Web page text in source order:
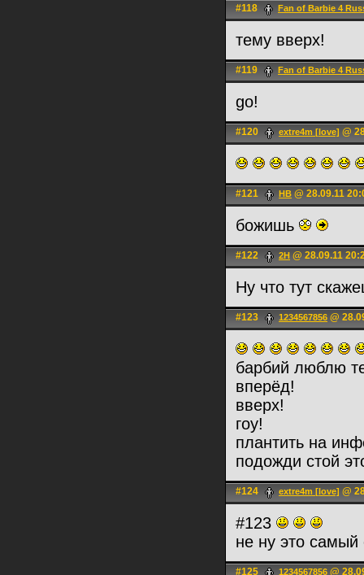
#118 Fan of Barbie 4
тему вверх!
#119 Fan of Barbie 4
go!
#120 extre4m [love] @
#121 HB @ 28.09.11
божишь
#122 2H @ 28.09.11
Ну что тут
#123 1234567856 @
барбий люблю
вперёд!
вверх!
гоу!
плантить на
подожди стой
#124 extre4m [love] @
#123
не ну это
#125 1234567856 @